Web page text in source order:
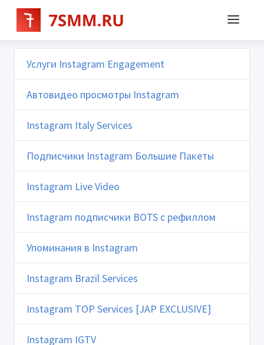
Услуги Instagram Engagement
Автовидео просмотры Instagram
Instagram Italy Services
Подписчики Instagram Большие Пакеты
Instagram Live Video
Instagram подписчики BOTS с рефиллом
Упоминания в Instagram
Instagram Brazil Services
Instagram TOP Services [JAP EXCLUSIVE]
Instagram IGTV